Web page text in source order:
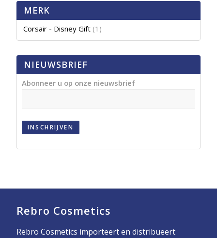
MERK
Corsair - Disney Gift (1)
NIEUWSBRIEF
Abonneer u op onze nieuwsbrief
INSCHRIJVEN
Rebro Cosmetics
Rebro Cosmetics importeert en distribueert